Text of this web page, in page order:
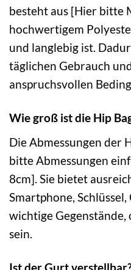
besteht aus [Hier bitte
hochwertigem
und langlebig ist.
täglichen Gebrauch
anspruchsvollen
Wie groß ist die Hip
Die Abmessungen der
bitte Abmessungen
8cm]. Sie bietet
Smartphone,
wichtige Gegenstände,
sein.